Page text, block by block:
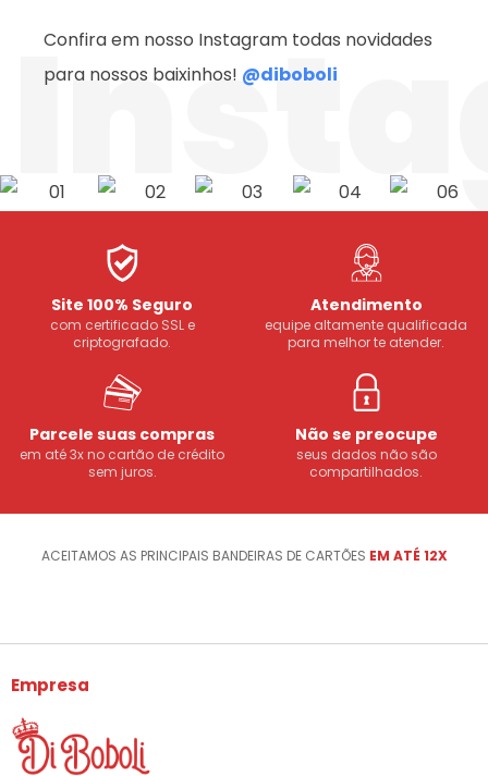
Confira em nosso Instagram todas novidades
para nossos baixinhos! @diboboli
Site 100% Seguro
com certificado SSL e
criptografado.
Atendimento
equipe altamente qualificada
para melhor te atender.
Parcele suas compras
em até 3x no cartão de crédito
sem juros.
Não se preocupe
seus dados não são
compartilhados.
ACEITAMOS AS PRINCIPAIS BANDEIRAS DE CARTÕES EM ATÉ 12X
Empresa